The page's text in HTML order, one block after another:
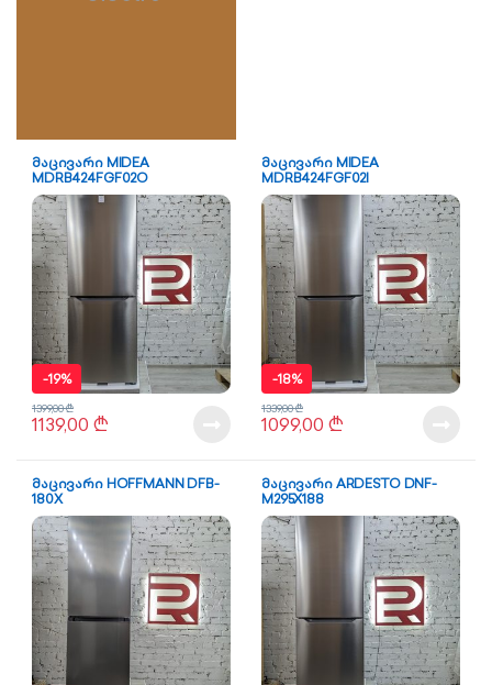
მაცივარი MIDEA
MDRB424FGF02O
-19%
1139,00 ₾
1399,00₾
მაცივარი MIDEA
MDRB424FGF02I
-18%
1099,00 ₾
1339,00₾
მაცივარი HOFFMANN DFB-
180X
მაცივარი ARDESTO DNF-
M295X188